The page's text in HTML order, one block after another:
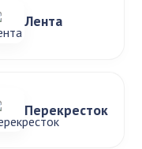
Лента
Перекресток